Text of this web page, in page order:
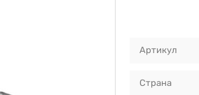
Артикул
Страна